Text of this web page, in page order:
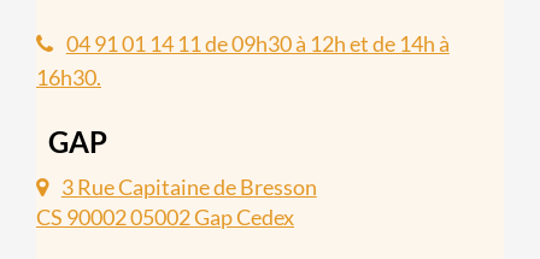
04 91 01 14 11 de 09h30 à 12h et de 14h à
16h30.
GAP
3 Rue Capitaine de Bresson
CS 90002 05002 Gap Cedex